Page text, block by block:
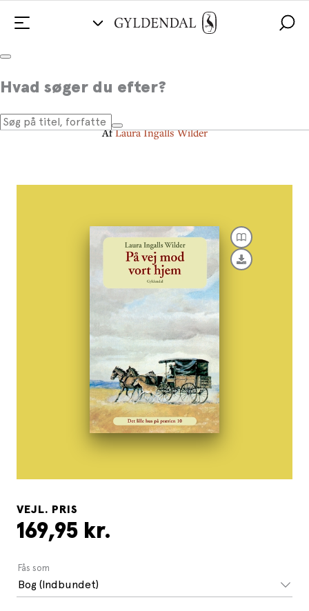
Hvad søger du efter?
Det lille hus på prærien 10 - På
vej mod vort hjem
AfLaura Ingalls Wilder
VEJL. PRIS
169,95 kr.
Fås som
Bog (Indbundet)